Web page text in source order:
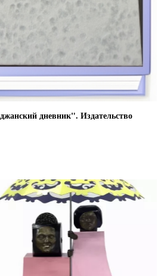
дневник". Издательство